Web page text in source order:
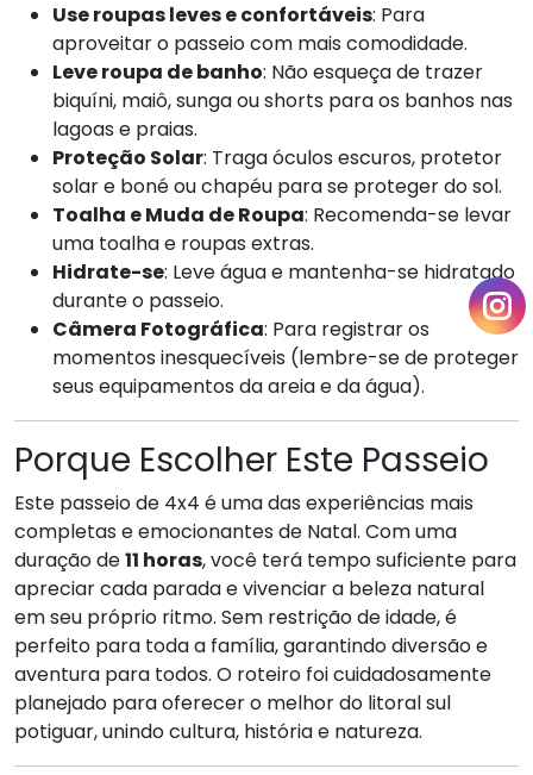
Use roupas leves e confortáveis: Para
aproveitar o passeio com mais comodidade.
Leve roupa de banho: Não esqueça de trazer
biquíni, maiô, sunga ou shorts para os banhos nas
lagoas e praias.
Proteção Solar: Traga óculos escuros, protetor
solar e boné ou chapéu para se proteger do sol.
Toalha e Muda de Roupa: Recomenda-se levar
uma toalha e roupas extras.
Hidrate-se: Leve água e mantenha-se hidratado
durante o passeio.
Câmera Fotográfica: Para registrar os
momentos inesquecíveis (lembre-se de proteger
seus equipamentos da areia e da água).
Porque Escolher Este Passeio
Este passeio de 4x4 é uma das experiências mais
completas e emocionantes de Natal. Com uma
duração de11 horas, você terá tempo suficiente para
apreciar cada parada e vivenciar a beleza natural
em seu próprio ritmo. Sem restrição de idade, é
perfeito para toda a família, garantindo diversão e
aventura para todos. O roteiro foi cuidadosamente
planejado para oferecer o melhor do litoral sul
potiguar, unindo cultura, história e natureza.